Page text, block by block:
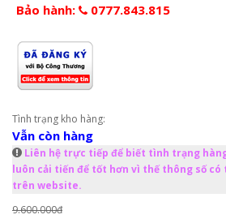
Bảo hành:
0777.843.815
Tình trạng kho hàng:
Vẫn còn hàng
Liên hệ trực tiếp để biết tình trạng
luôn cải tiến để tốt hơn vì thế thông số
trên website.
9.600.000đ